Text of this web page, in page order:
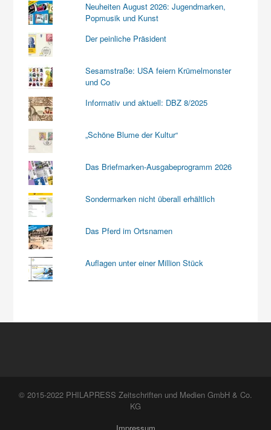
Neuheiten August 2026: Jugendmarken,
Popmusik und Kunst
Der peinliche Präsident
Sesamstraße: USA feiern Krümelmonster
und Co
Informativ und aktuell: DBZ 8/2025
„Schöne Blume der Kultur“
Das Briefmarken-Ausgabeprogramm 2026
Sondermarken nicht überall erhältlich
Das Pferd im Ortsnamen
Auflagen unter einer Million Stück
© 2015-2022 PHILAPRESS Zeitschriften und Medien GmbH & Co.
KG